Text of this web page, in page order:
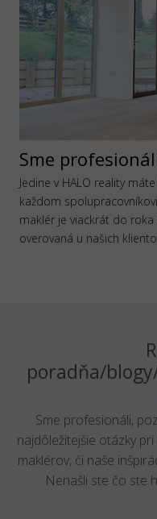
Sme
Jedine v HALO reality
každom
maklér je viackrát do
overovaná u našich
poradňa/
Sme profesionáli,
najdôležitejšie otázky
maklérov, či naše
Nenašli ste čo ste